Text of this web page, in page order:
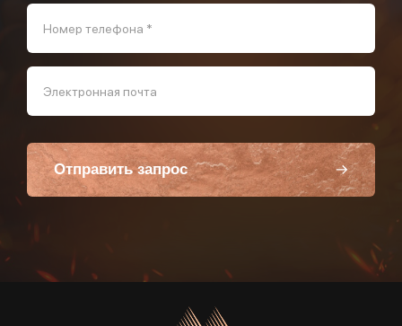
Номер телефона *
Электронная почта
Отправить запрос
Пользуясь данной формой вы соглашаетесь с политикой компании